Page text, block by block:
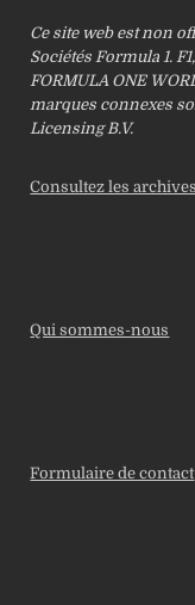
Ce site web est non
Sociétés Formula 1.
FORMULA ONE
marques connexes
Licensing B.V.
Consultez les
Qui sommes-nous
Formulaire de contact